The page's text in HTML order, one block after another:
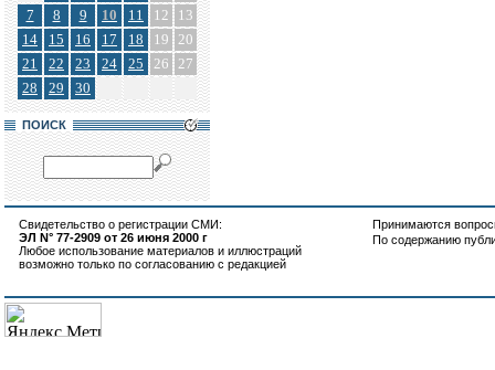
7
8 9 10 11 12
13
14
15 16 17 18 19 20
21
22 23 24 25 26 27
28
29 30
ПОИСК
Свидетельство о регистрации СМИ:
ЭЛ N° 77-2909 от 26 июня 2000 г
Любое использование материалов и иллюстраций
возможно только по согласованию с редакцией
Принимаются
По содержанию